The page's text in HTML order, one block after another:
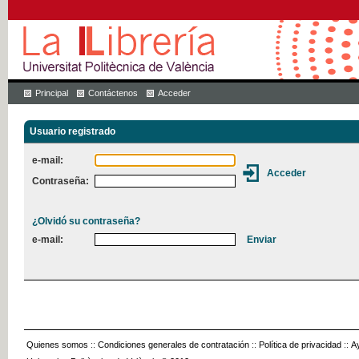
Principal Contáctenos Acceder
Usuario registrado
e-mail:
Contraseña:
¿Olvidó su contraseña?
e-mail:
Quienes somos :: Condiciones generales de contratación :: Política de privacidad ::